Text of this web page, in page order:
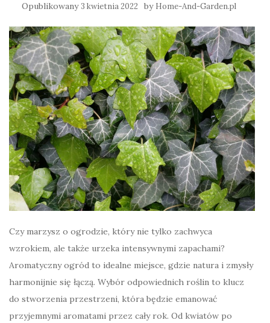
Opublikowany 3 kwietnia 2022 by Home-And-Garden.pl
Czy marzysz o ogrodzie, który nie tylko zachwyca
wzrokiem, ale także urzeka intensywnymi zapachami?
Aromatyczny ogród to idealne miejsce, gdzie natura i zmysły
harmonijnie się łączą. Wybór odpowiednich roślin to klucz
do stworzenia przestrzeni, która będzie emanować
przyjemnymi aromatami przez cały rok. Od kwiatów po